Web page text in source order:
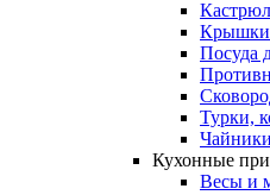
Крышки
Посуда
Турки,
Кухонные
Весы и